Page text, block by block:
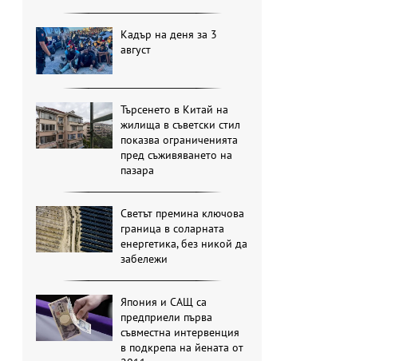
Кадър на деня за 3
август
Търсенето в Китай на
жилища в съветски стил
показва ограниченията
пред съживяването на
пазара
Светът премина ключова
граница в соларната
енергетика, без никой да
забележи
Япония и САЩ са
предприели първа
съвместна интервенция
в подкрепа на йената от